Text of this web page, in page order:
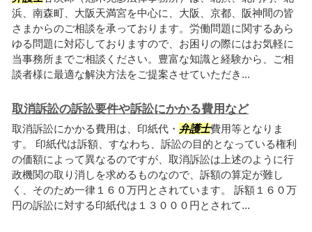
浜、南森町、大阪天満宮を中心に、大阪、京都、阪神間の皆
さまからのご相談を承っております。労働問題に関するあら
ゆる問題に対応しておりますので、お困りの際にはお気軽に
当事務所までご相談ください。豊富な知識と経験から、ご相
談者様に最適な解決方法をご提案させていただき...
取消訴訟の訴訟要件や訴訟にかかる費用など
取消訴訟にかかる費用は、印紙代・ 弁護士費用等となりま
す。 印紙代は訴額、すなわち、訴訟の目的となっている権利
の価額によって異なるのですが、取消訴訟は上述のように行
政機関の取り消しを求めるものなので、訴額の算定が難し
く、そのため一律１６０万円とされています。 訴額１６０万
円の訴訟に対する印紙代は１３０００円とされて...